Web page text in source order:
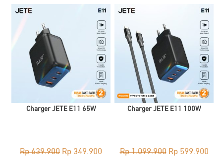
Charger JETE E11 65W
Rp639.900 Original
Rp 349.900 Current
Charger JETE E11 100W
Rp1.099.900 Original
Rp599.900